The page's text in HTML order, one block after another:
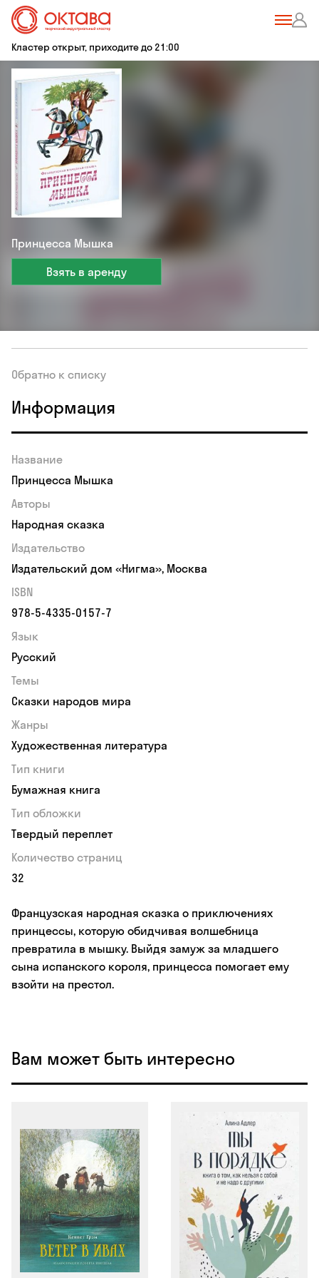
Кластер открыт, приходите до 21:00
Принцесса Мышка
Взять в аренду
Обратно к списку
Информация
Название
Принцесса Мышка
Авторы
Народная сказка
Издательство
Издательский дом «Нигма», Москва
ISBN
978-5-4335-0157-7
Язык
Русский
Темы
Сказки народов мира
Жанры
Художественная литература
Тип книги
Бумажная книга
Тип обложки
Твердый переплет
Количество страниц
32
Французская народная сказка о приключениях
принцессы, которую обидчивая волшебница
превратила в мышку. Выйдя замуж за младшего
сына испанского короля, принцесса помогает ему
взойти на престол.
Вам может быть интересно